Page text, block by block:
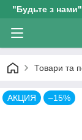
"Будьте з
Товари та
АКЦИЯ –15%